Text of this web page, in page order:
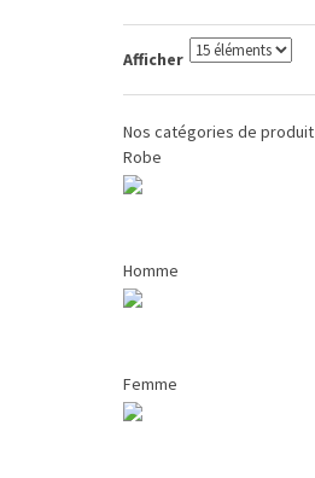
Afficher
Nos catégories de produit
Robe
Homme
Femme